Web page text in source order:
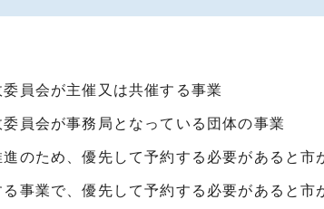
員会が主催又は共催する事業
員会が事務局となっている団体の事業
のため、優先して予約する必要があると市
事業で、優先して予約する必要があると市